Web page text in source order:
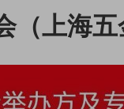
上海五